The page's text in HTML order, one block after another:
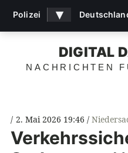
DIGITAL
NACHRICHTEN
2. Mai 2026 19:46
Polizei ▾